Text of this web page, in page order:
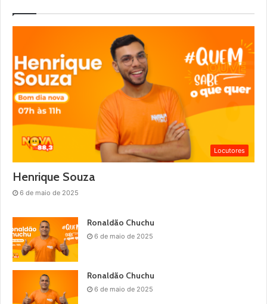
Locutores
Henrique Souza
6 de maio de 2025
Ronaldão Chuchu
6 de maio de 2025
Ronaldão Chuchu
6 de maio de 2025